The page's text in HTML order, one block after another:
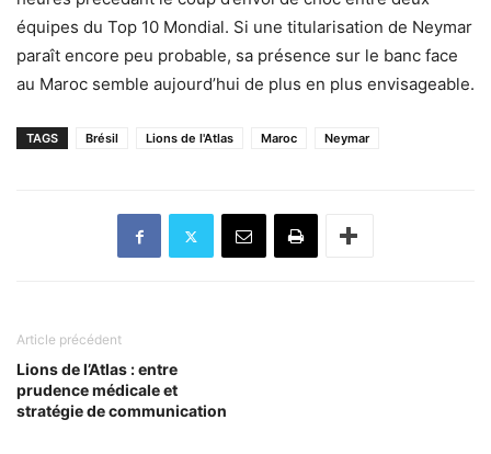
équipes du Top 10 Mondial. Si une titularisation de Neymar
paraît encore peu probable, sa présence sur le banc face
au Maroc semble aujourd’hui de plus en plus envisageable.
TAGS Brésil Lions de l'Atlas Maroc Neymar
Article précédent
Lions de l’Atlas : entre
prudence médicale et
stratégie de communication